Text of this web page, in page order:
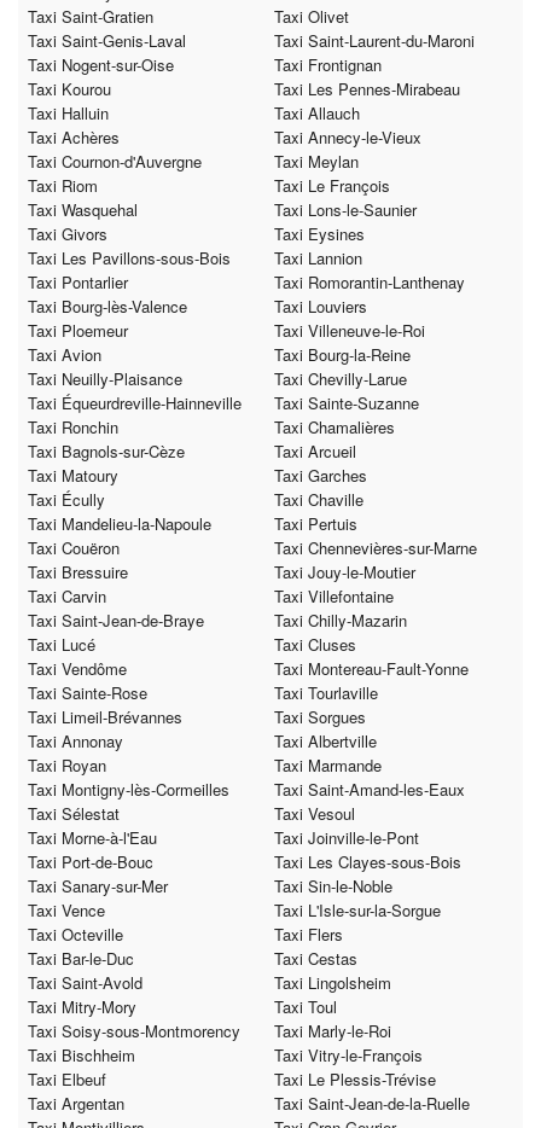
Taxi Saint-Gratien
Taxi Olivet
Taxi Saint-Genis-Laval
Taxi Saint-Laurent-du-Maroni
Taxi Nogent-sur-Oise
Taxi Frontignan
Taxi Kourou
Taxi Les Pennes-Mirabeau
Taxi Halluin
Taxi Allauch
Taxi Achères
Taxi Annecy-le-Vieux
Taxi Cournon-d'Auvergne
Taxi Meylan
Taxi Riom
Taxi Le François
Taxi Wasquehal
Taxi Lons-le-Saunier
Taxi Givors
Taxi Eysines
Taxi Les Pavillons-sous-Bois
Taxi Lannion
Taxi Pontarlier
Taxi Romorantin-Lanthenay
Taxi Bourg-lès-Valence
Taxi Louviers
Taxi Ploemeur
Taxi Villeneuve-le-Roi
Taxi Avion
Taxi Bourg-la-Reine
Taxi Neuilly-Plaisance
Taxi Chevilly-Larue
Taxi Équeurdreville-Hainneville
Taxi Sainte-Suzanne
Taxi Ronchin
Taxi Chamalières
Taxi Bagnols-sur-Cèze
Taxi Arcueil
Taxi Matoury
Taxi Garches
Taxi Écully
Taxi Chaville
Taxi Mandelieu-la-Napoule
Taxi Pertuis
Taxi Couëron
Taxi Chennevières-sur-Marne
Taxi Bressuire
Taxi Jouy-le-Moutier
Taxi Carvin
Taxi Villefontaine
Taxi Saint-Jean-de-Braye
Taxi Chilly-Mazarin
Taxi Lucé
Taxi Cluses
Taxi Vendôme
Taxi Montereau-Fault-Yonne
Taxi Sainte-Rose
Taxi Tourlaville
Taxi Limeil-Brévannes
Taxi Sorgues
Taxi Annonay
Taxi Albertville
Taxi Royan
Taxi Marmande
Taxi Montigny-lès-Cormeilles
Taxi Saint-Amand-les-Eaux
Taxi Sélestat
Taxi Vesoul
Taxi Morne-à-l'Eau
Taxi Joinville-le-Pont
Taxi Port-de-Bouc
Taxi Les Clayes-sous-Bois
Taxi Sanary-sur-Mer
Taxi Sin-le-Noble
Taxi Vence
Taxi L'Isle-sur-la-Sorgue
Taxi Octeville
Taxi Flers
Taxi Bar-le-Duc
Taxi Cestas
Taxi Saint-Avold
Taxi Lingolsheim
Taxi Mitry-Mory
Taxi Toul
Taxi Soisy-sous-Montmorency
Taxi Marly-le-Roi
Taxi Bischheim
Taxi Vitry-le-François
Taxi Elbeuf
Taxi Le Plessis-Trévise
Taxi Argentan
Taxi Saint-Jean-de-la-Ruelle